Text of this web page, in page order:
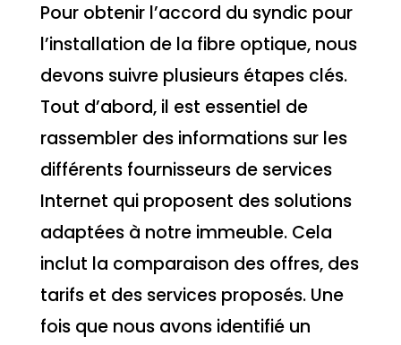
Pour obtenir l’accord du syndic pour
l’installation de la fibre optique, nous
devons suivre plusieurs étapes clés.
Tout d’abord, il est essentiel de
rassembler des informations sur les
différents fournisseurs de services
Internet qui proposent des solutions
adaptées à notre immeuble. Cela
inclut la comparaison des offres, des
tarifs et des services proposés. Une
fois que nous avons identifié un